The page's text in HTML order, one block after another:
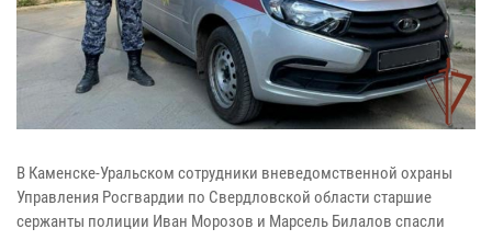
В Каменске-Уральском сотрудники вневедомственной охраны
Управления Росгвардии по Свердловской области старшие
сержанты полиции Иван Морозов и Марсель Билалов спасли